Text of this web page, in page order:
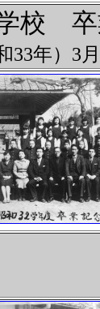
学校
33年）3月